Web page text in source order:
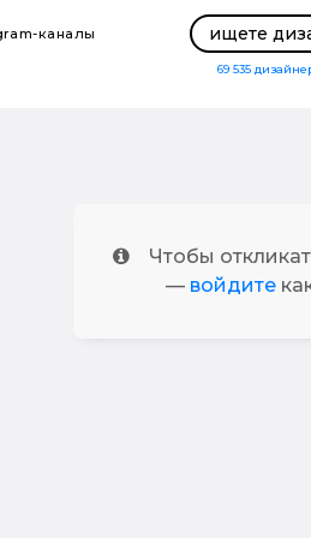
каналы ищете
69 535
Чтобы
— войдите